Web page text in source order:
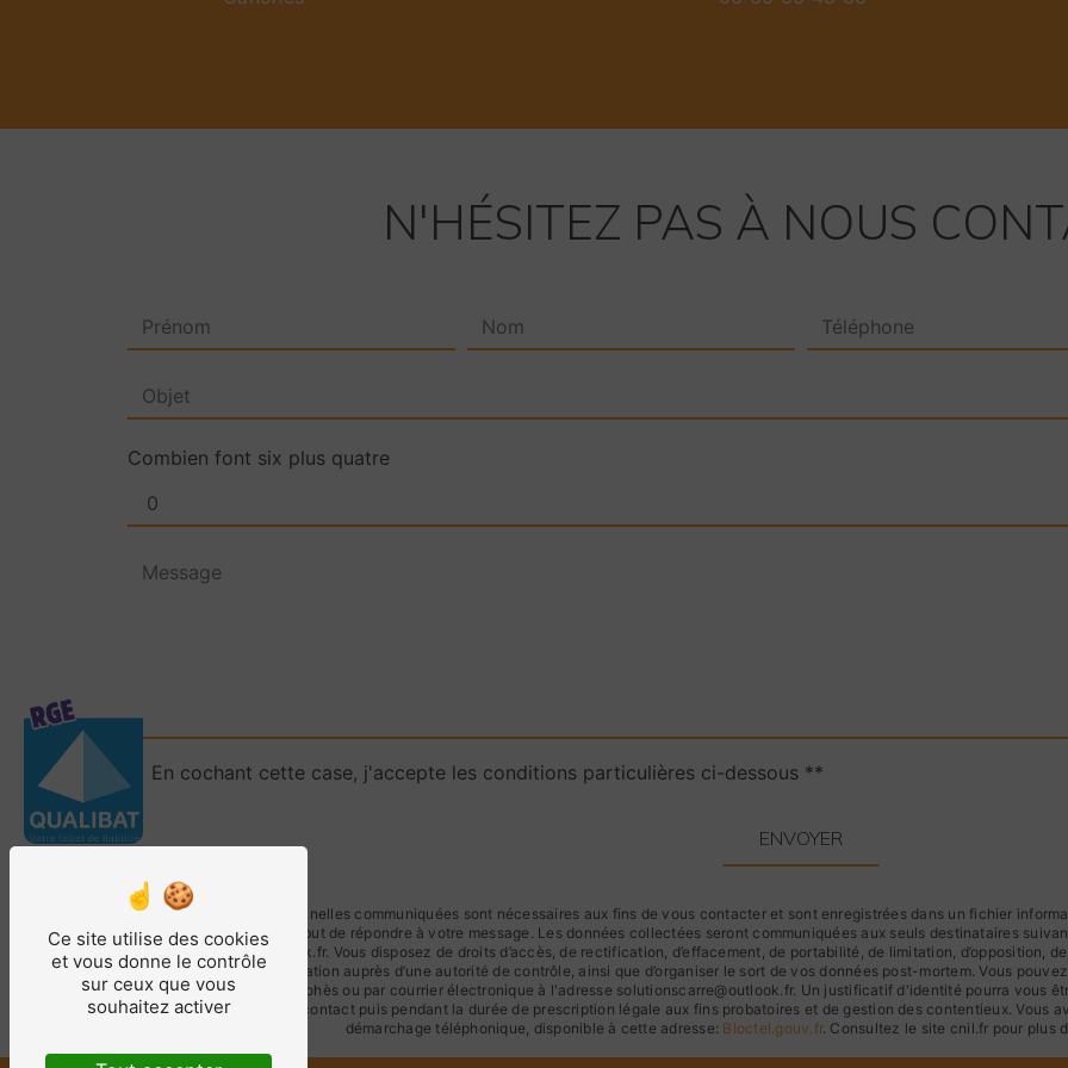
N'HÉSITEZ PAS À NOUS
Combien font six plus quatre
En cochant cette case, j'accepte les conditions particulières ci-dessous **
ENVOYER
** Les données personnelles communiquées sont nécessaires aux fins de vous contacter et sont enregistrées dans un fichier
traitants dans le seul but de répondre à votre message. Les données collectées seront communiquées aux seuls destinataires
solutionscarre@outlook.fr. Vous disposez de droits d’accès, de rectification, d’effacement, de portabilité, de limitation, d’opposition,
d’introduire une réclamation auprès d’une autorité de contrôle, ainsi que d’organiser le sort de vos données post-mortem. Vous
Bruyères, 66680 Canohès ou par courrier électronique à l'adresse solutionscarre@outlook.fr. Un justificatif d'identité pourra vous
période de prise de contact puis pendant la durée de prescription légale aux fins probatoires et de gestion des contentieux. Vous
démarchage téléphonique, disponible à cette adresse: Bloctel.gouv.fr. Consultez le site cnil.fr pour plus
Ce site utilise des cookies
et vous donne le contrôle
sur ceux que vous
souhaitez activer